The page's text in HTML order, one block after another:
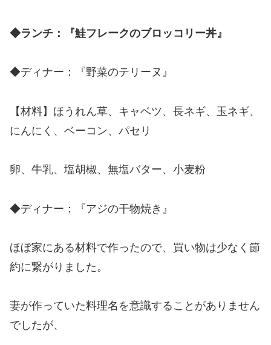
◆ランチ：『鮭フレークのブロッコリー丼』
◆ディナー：『野菜のテリーヌ』
【材料】ほうれん草、キャベツ、長ネギ、玉ネギ、
にんにく、ベーコン、パセリ
卵、牛乳、塩胡椒、無塩バター、小麦粉
◆ディナー：『アジの干物焼き』
ほぼ家にある材料で作ったので、買い物は少なく節
約に繋がりました。
妻が作っていた料理名を意識することがありません
でしたが、